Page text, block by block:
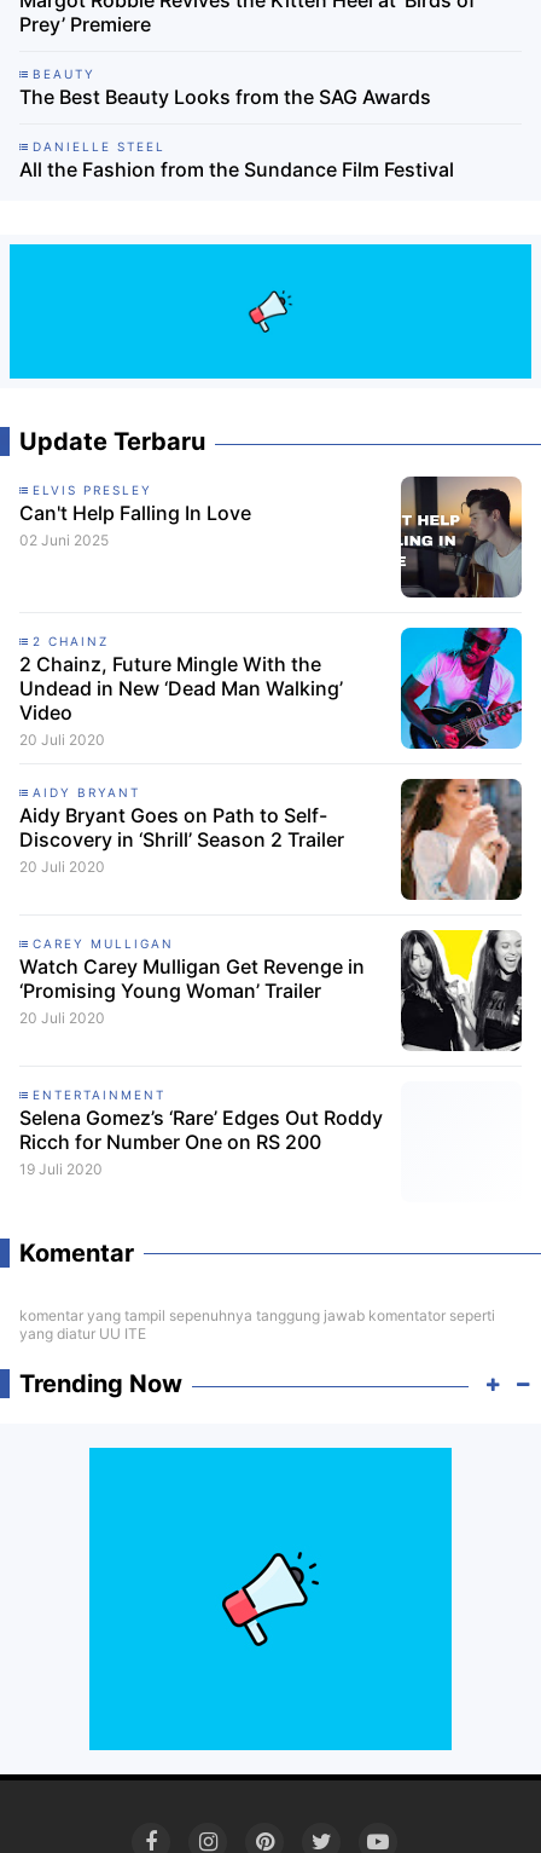
Prey’ Premiere
BEAUTY
The Best Beauty Looks from the SAG Awards
DANIELLE STEEL
All the Fashion from the Sundance Film Festival
Update Terbaru
ELVIS PRESLEY
Can't Help Falling In Love
02 Juni 2025
2 CHAINZ
2 Chainz, Future Mingle With the
Undead in New ‘Dead Man Walking’
Video
20 Juli 2020
AIDY BRYANT
Aidy Bryant Goes on Path to Self-
Discovery in ‘Shrill’ Season 2 Trailer
20 Juli 2020
CAREY MULLIGAN
Watch Carey Mulligan Get Revenge in
‘Promising Young Woman’ Trailer
20 Juli 2020
ENTERTAINMENT
Selena Gomez’s ‘Rare’ Edges Out Roddy
Ricch for Number One on RS 200
19 Juli 2020
Komentar
komentar yang tampil sepenuhnya tanggung jawab komentator seperti
yang diatur UU ITE
Trending Now